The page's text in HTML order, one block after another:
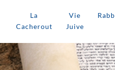
La
Cacherout
Vie
Juive